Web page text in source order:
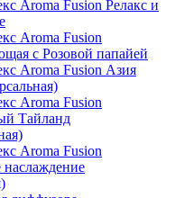
Aroma Fusion Релакс и
Aroma Fusion
с Розовой папайей
Aroma Fusion Азия
Aroma Fusion
Тайланд
Aroma Fusion
наслаждение